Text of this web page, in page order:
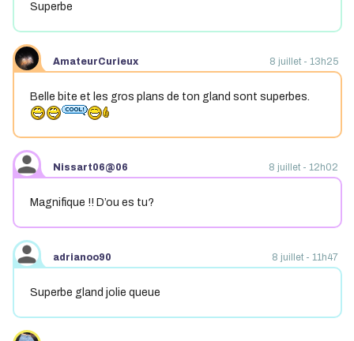
Superbe
AmateurCurieux 8 juillet - 13h25
Belle bite et les gros plans de ton gland sont superbes.
Nissart06@06 8 juillet - 12h02
Magnifique !! D’ou es tu?
adrianoo90 8 juillet - 11h47
Superbe gland jolie queue